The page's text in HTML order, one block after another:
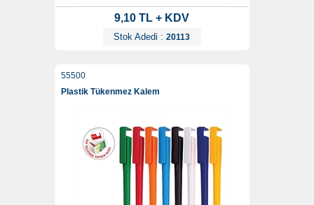
9,10 TL + KDV
Stok Adedi : 20113
55500
Plastik Tükenmez Kalem